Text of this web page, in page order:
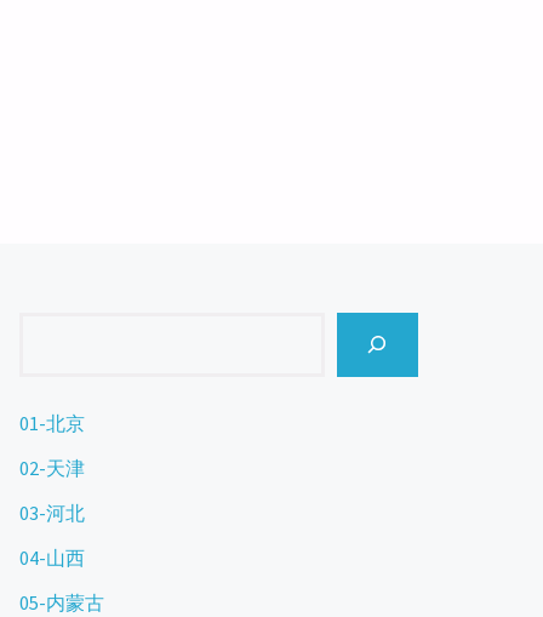
01-北京
02-天津
03-河北
04-山西
05-内蒙古